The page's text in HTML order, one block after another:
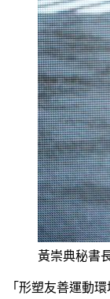
黃崇典秘書
「形塑友善運動